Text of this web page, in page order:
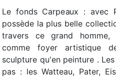
Le fonds Carpeaux : avec
possède la plus belle
travers ce grand
comme foyer artistique
sculpture qu'en peinture .
pas : les Watteau, Pater,